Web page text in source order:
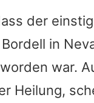
der
in
war.
Heilung,